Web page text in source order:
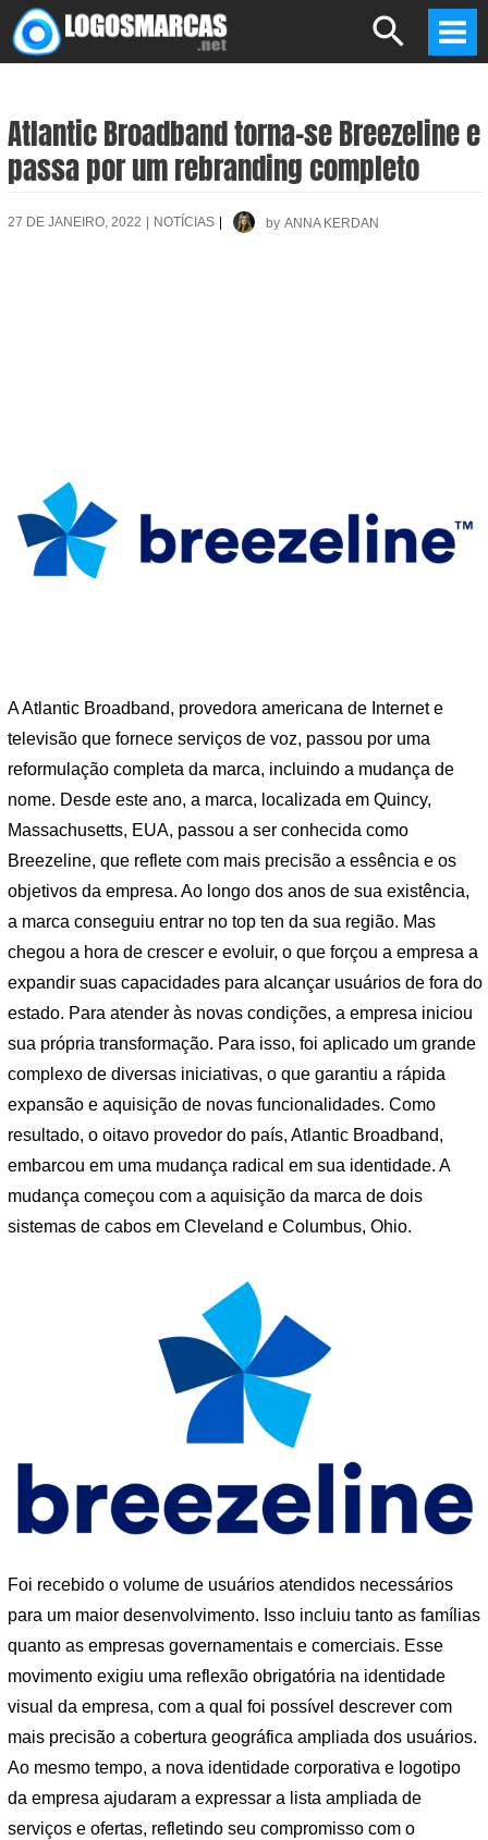
Skip
to
Search
Atlantic Broadband torna-se Breezeline e
passa por um rebranding completo
27 DE JANEIRO, 2022 NOTÍCIAS by ANNA KERDAN
A Atlantic Broadband, provedora americana de Internet e
televisão que fornece serviços de voz, passou por uma
reformulação completa da marca, incluindo a mudança de
nome. Desde este ano, a marca, localizada em Quincy,
Massachusetts, EUA, passou a ser conhecida como
Breezeline, que reflete com mais precisão a essência e os
objetivos da empresa. Ao longo dos anos de sua existência,
a marca conseguiu entrar no top ten da sua região. Mas
chegou a hora de crescer e evoluir, o que forçou a empresa a
expandir suas capacidades para alcançar usuários de fora do
estado. Para atender às novas condições, a empresa iniciou
sua própria transformação. Para isso, foi aplicado um grande
complexo de diversas iniciativas, o que garantiu a rápida
expansão e aquisição de novas funcionalidades. Como
resultado, o oitavo provedor do país, Atlantic Broadband,
embarcou em uma mudança radical em sua identidade. A
mudança começou com a aquisição da marca de dois
sistemas de cabos em Cleveland e Columbus, Ohio.
Foi recebido o volume de usuários atendidos necessários
para um maior desenvolvimento. Isso incluiu tanto as famílias
quanto as empresas governamentais e comerciais. Esse
movimento exigiu uma reflexão obrigatória na identidade
visual da empresa, com a qual foi possível descrever com
mais precisão a cobertura geográfica ampliada dos usuários.
Ao mesmo tempo, a nova identidade corporativa e logotipo
da empresa ajudaram a expressar a lista ampliada de
serviços e ofertas, refletindo seu compromisso com o